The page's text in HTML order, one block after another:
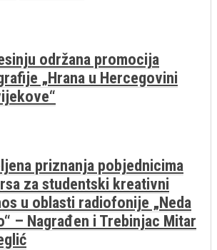
održana promocija
„Hrana u Hercegovini
priznanja pobjednicima
za studentski kreativni
u oblasti radiofonije „Neda
– Nagrađen i Trebinjac Mitar